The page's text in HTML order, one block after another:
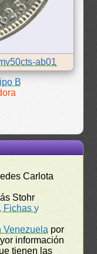
ab01
B
Carlota
Stohr
Fichas y
Venezuela por
información
tienen las